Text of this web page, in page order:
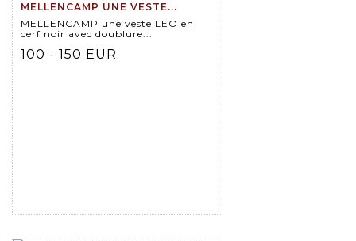
MELLENCAMP UNE VESTE...
MELLENCAMP une veste LEO en
cerf noir avec doublure...
100 - 150 EUR